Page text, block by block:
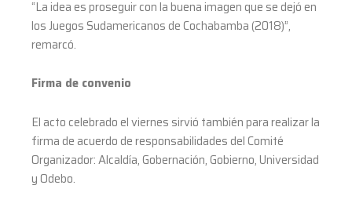
“La idea es proseguir con la buena imagen que se dejó en
los Juegos Sudamericanos de Cochabamba (2018)”,
remarcó.
Firma de convenio
El acto celebrado el viernes sirvió también para realizar la
firma de acuerdo de responsabilidades del Comité
Organizador: Alcaldía, Gobernación, Gobierno, Universidad
y Odebo.